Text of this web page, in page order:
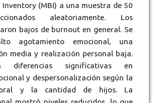
(MBI) a una muestra de 50
aleatoriamente. Los
bajos de burnout en general. Se
agotamiento emocional, una
media y realización personal baja.
diferencias significativas en
y despersonalización según la
y la cantidad de hijos. La